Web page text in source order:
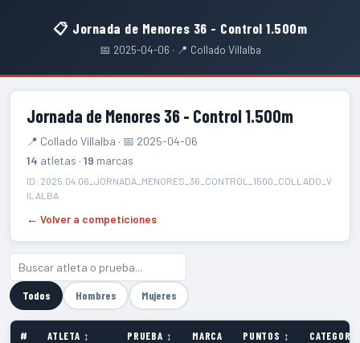
📋 Jornada de Menores 36 - Control 1.500m
📅 2025-04-06 · 📍 Collado Villalba
Jornada de Menores 36 - Control 1.500m
📍 Collado Villalba · 📅 2025-04-06
14 atletas · 19 marcas
ID: 2025.04.06_JORNADA_MENORES_36_CONTROL_1500_COLLADO_V
ILALBA
← Volver a competiciones
Todos Hombres Mujeres
# ATLETA ↕ PRUEBA ↕ MARCA PUNTOS ↕